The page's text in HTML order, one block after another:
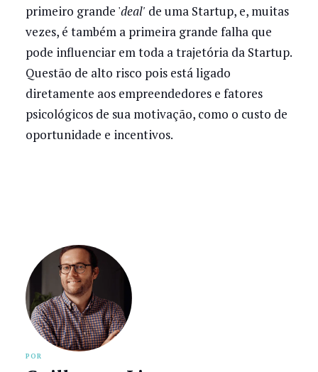
primeiro grande 'deal' de uma Startup, e, muitas
vezes, é também a primeira grande falha que
pode influenciar em toda a trajetória da Startup.
Questão de alto risco pois está ligado
diretamente aos empreendedores e fatores
psicológicos de sua motivação, como o custo de
oportunidade e incentivos.
POR